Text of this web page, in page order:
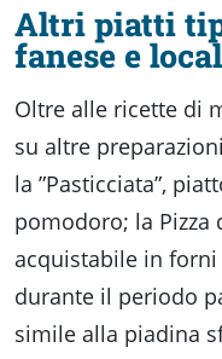
Altri piatti
fanese e
Oltre alle ricette di
su altre
la ”Pasticciata”,
pomodoro; la Pizza
acquistabile in
durante il periodo
simile alla piadina